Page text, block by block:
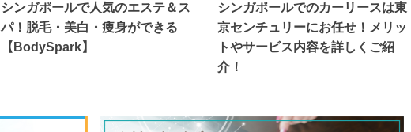
シンガポールで人気のエステ＆ス
パ！脱毛・美白・痩身ができる
【BodySpark】
シンガポールでのカーリースは東
京センチュリーにお任せ！メリッ
トやサービス内容を詳しくご紹
介！